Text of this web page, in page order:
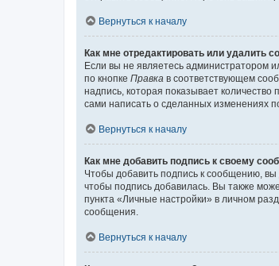
Вернуться к началу
Как мне отредактировать или удалить
Если вы не являетесь администратором
по кнопке Правка в соответствующем
надпись, которая показывает
сами написать о сделанных изменениях
Вернуться к началу
Как мне добавить подпись к своему
Чтобы добавить подпись к сообщению,
чтобы подпись добавилась. Вы также
пункта «Личные настройки» в личном
сообщения.
Вернуться к началу